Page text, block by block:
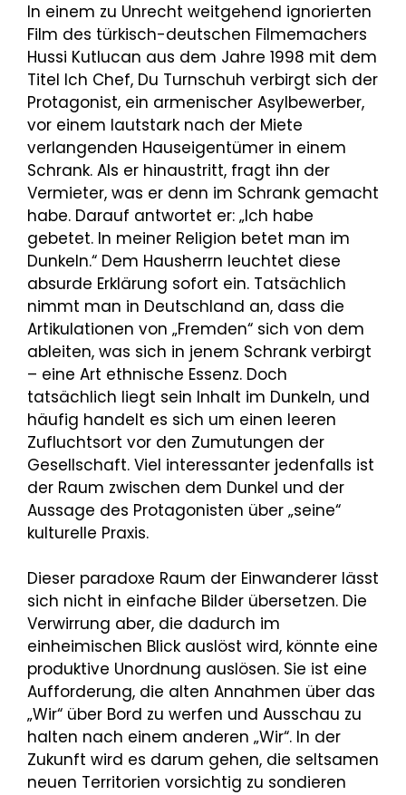
In einem zu Unrecht weitgehend ignorierten
Film des türkisch-deutschen Filmemachers
Hussi Kutlucan aus dem Jahre 1998 mit dem
Titel Ich Chef, Du Turnschuh verbirgt sich der
Protagonist, ein armenischer Asylbewerber,
vor einem lautstark nach der Miete
verlangenden Hauseigentümer in einem
Schrank. Als er hinaustritt, fragt ihn der
Vermieter, was er denn im Schrank gemacht
habe. Darauf antwortet er: „Ich habe
gebetet. In meiner Religion betet man im
Dunkeln.“ Dem Hausherrn leuchtet diese
absurde Erklärung sofort ein. Tatsächlich
nimmt man in Deutschland an, dass die
Artikulationen von „Fremden“ sich von dem
ableiten, was sich in jenem Schrank verbirgt
– eine Art ethnische Essenz. Doch
tatsächlich liegt sein Inhalt im Dunkeln, und
häufig handelt es sich um einen leeren
Zufluchtsort vor den Zumutungen der
Gesellschaft. Viel interessanter jedenfalls ist
der Raum zwischen dem Dunkel und der
Aussage des Protagonisten über „seine“
kulturelle Praxis.
Dieser paradoxe Raum der Einwanderer lässt
sich nicht in einfache Bilder übersetzen. Die
Verwirrung aber, die dadurch im
einheimischen Blick auslöst wird, könnte eine
produktive Unordnung auslösen. Sie ist eine
Aufforderung, die alten Annahmen über das
„Wir“ über Bord zu werfen und Ausschau zu
halten nach einem anderen „Wir“. In der
Zukunft wird es darum gehen, die seltsamen
neuen Territorien vorsichtig zu sondieren